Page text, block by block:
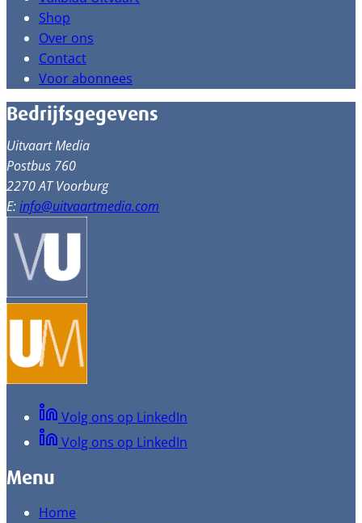
Shop
Over ons
Contact
Voor abonnees
Bedrijfsgegevens
Uitvaart Media
Postbus 760
2270 AT Voorburg
E:info@uitvaartmedia.com
Volg ons op LinkedIn
Volg ons op LinkedIn
Menu
Home